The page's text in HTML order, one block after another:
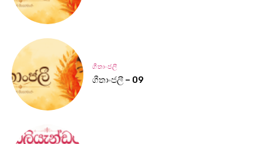
ගීතාංජලී
ගීතාංජලී – 09